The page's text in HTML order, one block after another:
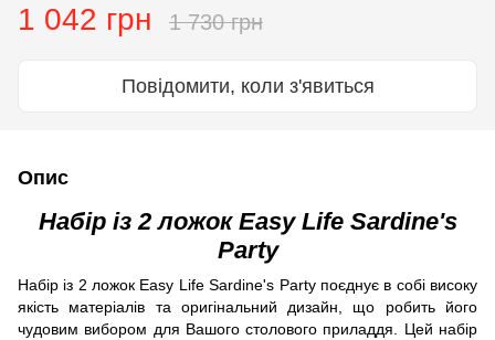
1 042 грн 1 730 грн
Повідомити, коли з'явиться
Опис
Набір із 2 ложок Easy Life Sardine's
Party
Набір із 2 ложок Easy Life Sardine's Party поєднує в собі високу
якість матеріалів та оригінальний дизайн, що робить його
чудовим вибором для Вашого столового приладдя. Цей набір